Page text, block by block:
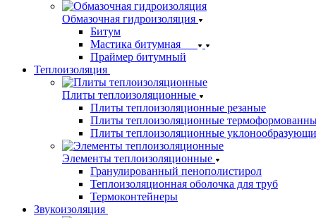
Обмазочная гидроизоляция
Битум
Мастика битумная
Праймер битумный
Теплоизоляция
Плиты теплоизоляционные
Плиты теплоизоляционные резаные
Плиты теплоизоляционные
Плиты теплоизоляционные
Элементы теплоизоляционные
Гранулированный пенополистирол
Теплоизоляционная оболочка для труб
Термоконтейнеры
Звукоизоляция